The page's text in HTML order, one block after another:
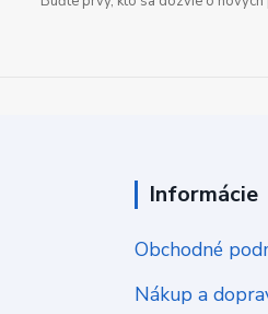
Informácie
Obchodné
Nákup a